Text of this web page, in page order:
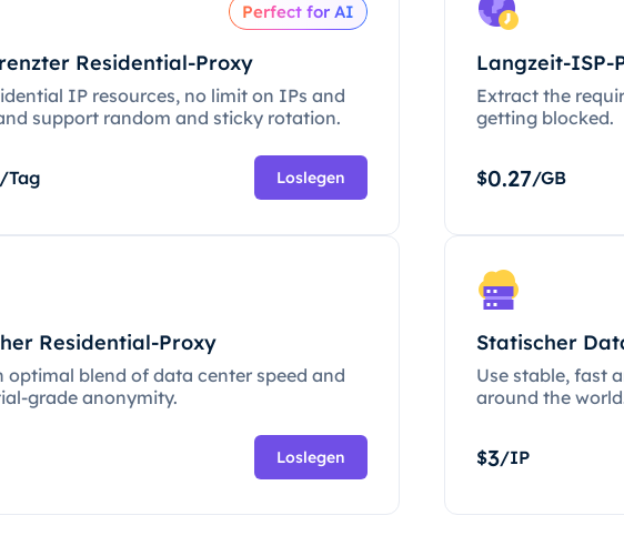
Perfect for AI
Residential-Proxy
IP resources, no limit on IPs and
support random and sticky rotation.
/Tag Loslegen
Langzeit-ISP-
Extract the
getting blocked.
$0.27/GB
Residential-Proxy
optimal blend of data center speed and
grade anonymity.
Loslegen
Statischer
Use stable, fast
around the
$3/IP